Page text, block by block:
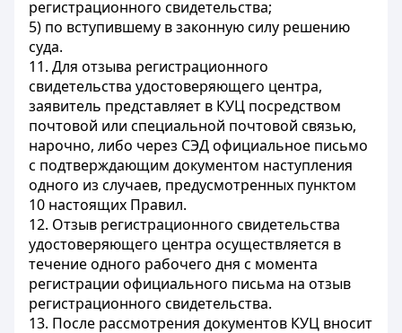
регистрационного свидетельства;
5) по вступившему в законную силу решению
суда.
11. Для отзыва регистрационного
свидетельства удостоверяющего центра,
заявитель представляет в КУЦ посредством
почтовой или специальной почтовой связью,
нарочно, либо через СЭД официальное письмо
с подтверждающим документом наступления
одного из случаев, предусмотренных пунктом
10 настоящих Правил.
12. Отзыв регистрационного свидетельства
удостоверяющего центра осуществляется в
течение одного рабочего дня с момента
регистрации официального письма на отзыв
регистрационного свидетельства.
13. После рассмотрения документов КУЦ вносит